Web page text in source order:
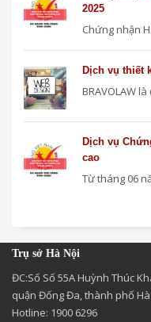
2025
Chứng nhận
Dịch vụ thiết
BRAVOLAW
Dịch vụ
cao
Từ tháng 06
Trụ sở Hà Nội
ĐC:Số Số 55A Huỳnh Thúc
quận Đống Đa, thành phố Hà
Hotline: 1900 6296